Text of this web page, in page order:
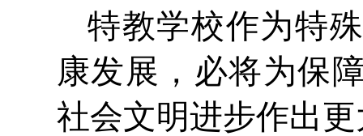
特教学校作为特
康发展，必将为保
社会文明进步作出